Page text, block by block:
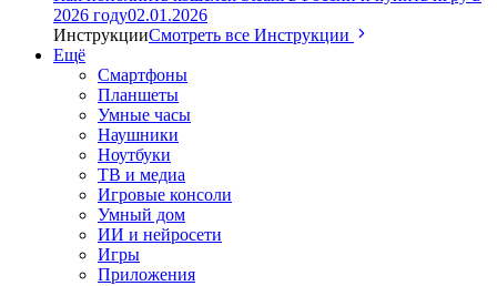
2026 году02.01.2026
ИнструкцииСмотреть все Инструкции
Ещё
Смартфоны
Планшеты
Умные часы
Наушники
Ноутбуки
ТВ и медиа
Игровые консоли
Умный дом
ИИ и нейросети
Игры
Приложения